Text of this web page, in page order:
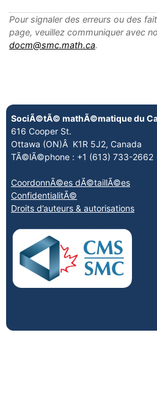
Pour signaler des erreurs ou des
page, veuillez communiquer avec
docm@smc.math.ca.
SociÃ©tÃ© mathÃ©matique du
616 Cooper St.
Ottawa (ON)Â K1R 5J2, Canada
TÃ©lÃ©phone : +1 (613) 733-2662
CoordonnÃ©es dÃ©taillÃ©es
ConfidentialitÃ©
Droits d’auteurs & autorisations